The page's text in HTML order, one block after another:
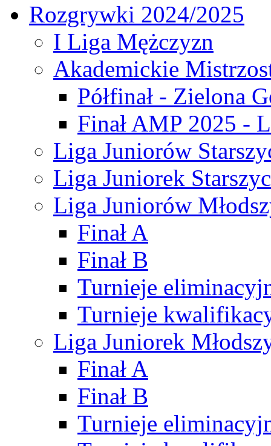
Rozgrywki 2024/2025
I Liga Mężczyzn
Akademickie
Półfinał - Zielona
Finał AMP 2025 -
Liga Juniorów
Liga Juniorek
Liga Juniorów
Finał A
Finał B
Turnieje
Turnieje
Liga Juniorek
Finał A
Finał B
Turnieje